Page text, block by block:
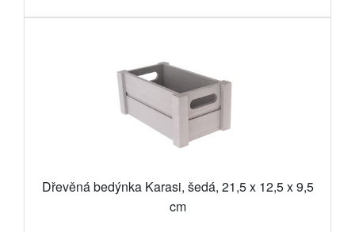
Dřevěná bedýnka Karasi, šedá, 21,5 x 12,5 x 9,5
cm